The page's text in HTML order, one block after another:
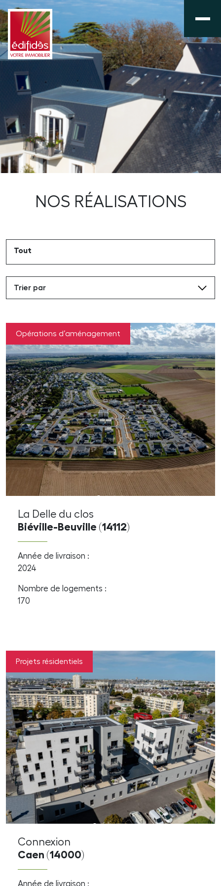
NOS RÉALISATIONS
Tout
Trier par
Opérations d’aménagement
La Delle du clos
Biéville-Beuville (14112)
Année de livraison :
2024
Nombre de logements :
170
Projets résidentiels
Connexion
Caen (14000)
Année de livraison :